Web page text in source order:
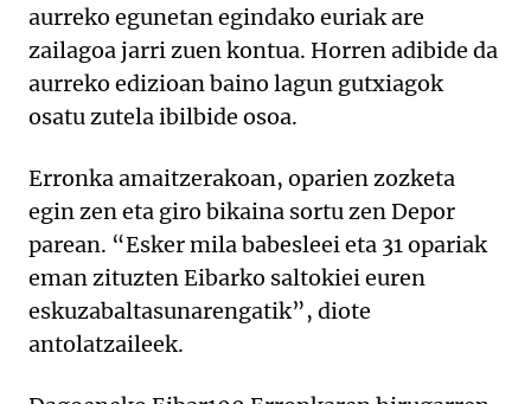
aurreko egunetan egindako euriak are
zailagoa jarri zuen kontua. Horren adibide da
aurreko edizioan baino lagun gutxiagok
osatu zutela ibilbide osoa.
Erronka amaitzerakoan, oparien zozketa
egin zen eta giro bikaina sortu zen Depor
parean. “Esker mila babesleei eta 31 opariak
eman zituzten Eibarko saltokiei euren
eskuzabaltasunarengatik”, diote
antolatzaileek.